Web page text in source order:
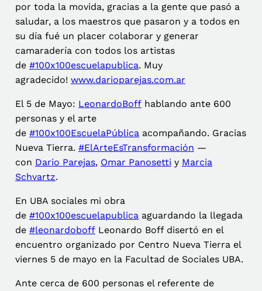
por toda la movida, gracias a la gente que pasó a
saludar, a los maestros que pasaron y a todos en
su día fué un placer colaborar y generar
camaradería con todos los artistas
de #100x100escuelapublica. Muy
agradecido! www.darioparejas.com.ar
El 5 de Mayo: LeonardoBoffhablando ante 600
personas y el arte
de #100x100EscuelaPública acompañando. Gracias
Nueva Tierra. #ElArteEsTransformación —
con Dario Parejas, Omar Panosetti y Marcia
Schvartz.
En UBA sociales mi obra
de #100x100escuelapublica aguardando la llegada
de #leonardoboffLeonardo Boff disertó en el
encuentro organizado por Centro Nueva Tierra el
viernes 5 de mayo en la Facultad de Sociales UBA.
Ante cerca de 600 personas el referente de